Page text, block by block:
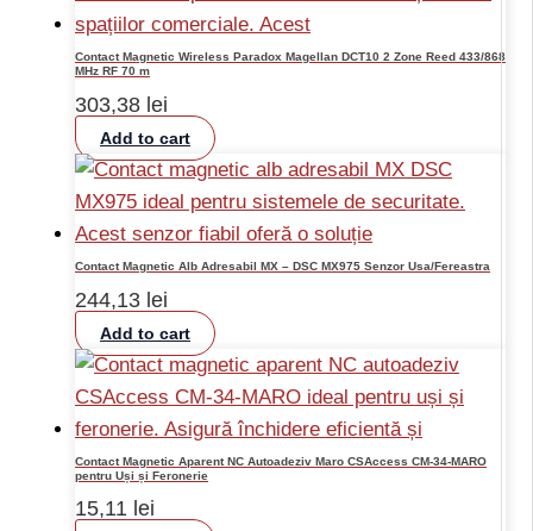
Contact Magnetic Wireless Paradox Magellan DCT10 2 Zone Reed 433/868
MHz RF 70 m
303,38 lei
Add to cart
Contact Magnetic Alb Adresabil MX – DSC MX975 Senzor Usa/Fereastra
244,13 lei
Add to cart
Contact Magnetic Aparent NC Autoadeziv Maro CSAccess CM-34-MARO
pentru Uși și Feronerie
15,11 lei